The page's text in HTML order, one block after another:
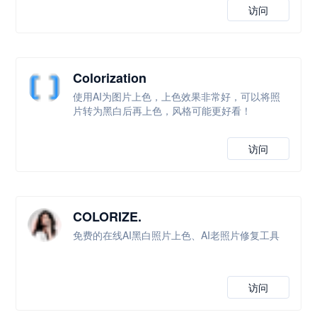
访问
Colorization
使用AI为图片上色，上色效果非常好，可以将照
片转为黑白后再上色，风格可能更好看！
访问
COLORIZE.
免费的在线AI黑白照片上色、AI老照片修复工具
访问